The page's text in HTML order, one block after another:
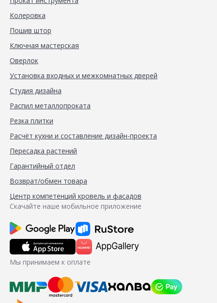
Колеровка
Пошив штор
Ключная мастерская
Оверлок
Установка входных и межкомнатных дверей
Студия дизайна
Распил металлопроката
Резка плитки
Расчёт кухни и составление дизайн-проекта
Пересадка растений
Гарантийный отдел
Возврат/обмен товара
Центр компетенций кровель и фасадов
Скачайте наше мобильное приложение
Мы принимаем к оплате